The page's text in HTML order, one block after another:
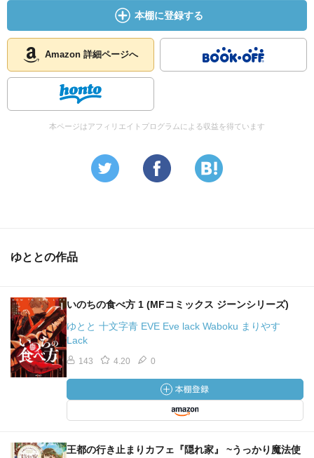
本棚に登録する
Amazon 詳細ページへ
本ページはアフィリエイトプログラムによる収益を得ています
ゆととの作品
いのちの食べ方 1 (MFコミックス ジーンシリーズ)
ゆとと 十文字青 EVE Eve lack Waboku まりやす
Lack
143 4.20 0
王都の行き止まりカフェ『隠れ家』 ~うっかり魔法使